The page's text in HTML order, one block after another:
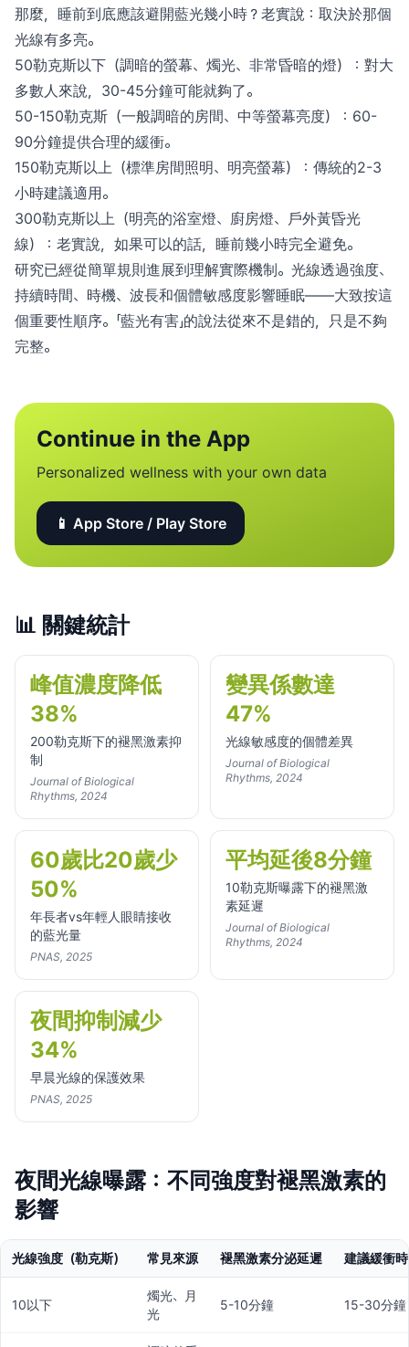
那麼，睡前到底應該避開藍光幾小時？老實說：取決於那個
光線有多亮。
50勒克斯以下（調暗的螢幕、燭光、非常昏暗的燈）：對大
多數人來說，30-45分鐘可能就夠了。
50-150勒克斯（一般調暗的房間、中等螢幕亮度）：60-
90分鐘提供合理的緩衝。
150勒克斯以上（標準房間照明、明亮螢幕）：傳統的2-3
小時建議適用。
300勒克斯以上（明亮的浴室燈、廚房燈、戶外黃昏光
線）：老實說，如果可以的話，睡前幾小時完全避免。
研究已經從簡單規則進展到理解實際機制。光線透過強度、
持續時間、時機、波長和個體敏感度影響睡眠——大致按這
個重要性順序。「藍光有害」的說法從來不是錯的，只是不夠
完整。
Continue in the App
Personalized wellness with your own data
📱 App Store / Play Store
📊 關鍵統計
峰值濃度降低
38%
200勒克斯下的褪黑激素抑
制
Journal of Biological
Rhythms, 2024
變異係數達
47%
光線敏感度的個體差異
Journal of Biological
Rhythms, 2024
60歲比20歲少
50%
年長者vs年輕人眼睛接收
的藍光量
PNAS, 2025
平均延後8分鐘
10勒克斯曝露下的褪黑激
素延遲
Journal of Biological
Rhythms, 2024
夜間抑制減少
34%
早晨光線的保護效果
PNAS, 2025
夜間光線曝露：不同強度對褪黑激素的
影響
光線強度（勒克斯） 常見來源 褪黑激素分泌延遲 建議緩衝
10以下
燭光、月
光
5-10分鐘 15-30分鐘